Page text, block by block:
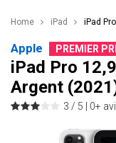
Home iPad iPad
Apple PREMIER
iPad Pro
Argent
3 / 5 | 0+